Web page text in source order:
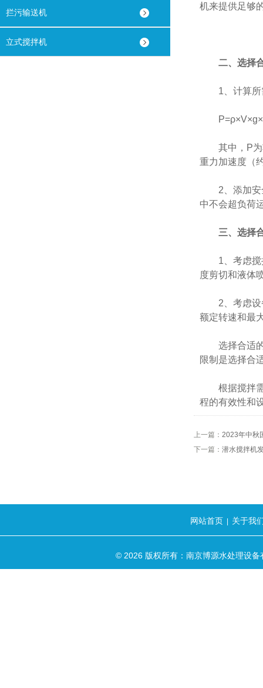
拦污输送机
立式搅拌机
机来提供足够
二、选择
1、计算所需
其中，P为功
重力加速度（
2、添加安全
中不会超负荷
三、选择
1、考虑搅拌
度剪切和液体
2、考虑设备
额定转速和最
选择合适的
限制是选择合
根据搅拌需
程的有效性和
上一篇： 2023年中秋
下一篇： 潜水搅拌机
网站首页 关于我
© 2026 版权所有：南京博源水处理设